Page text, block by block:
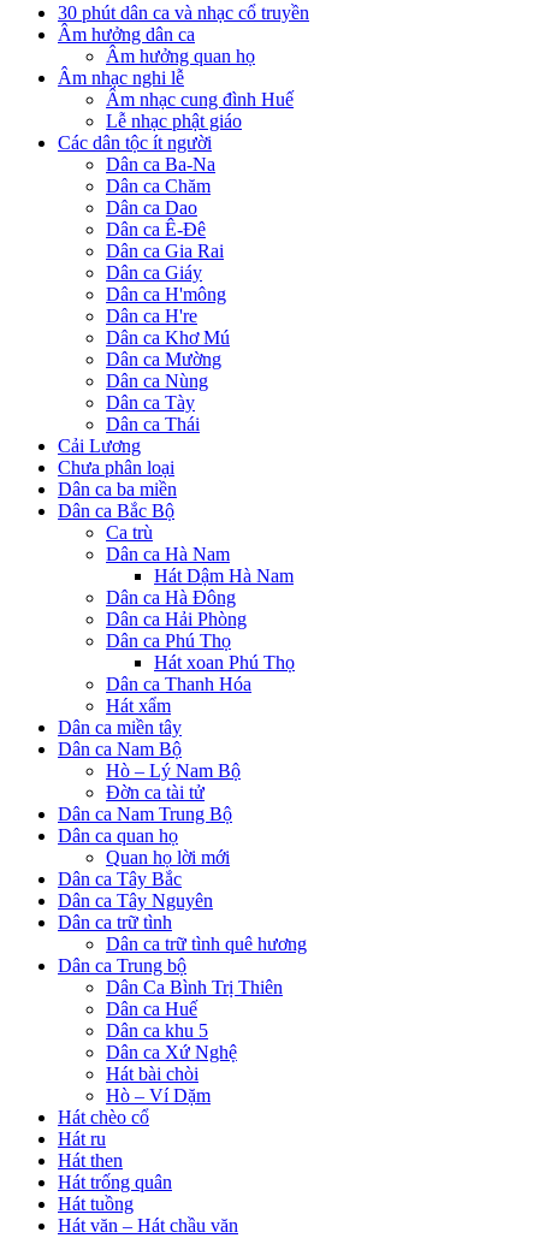
30 phút dân ca và nhạc cổ truyền
Âm hưởng dân ca
Âm hưởng quan họ
Âm nhạc nghi lễ
Âm nhạc cung đình Huế
Lễ nhạc phật giáo
Các dân tộc ít người
Dân ca Ba-Na
Dân ca Chăm
Dân ca Dao
Dân ca Ê-Đê
Dân ca Gia Rai
Dân ca Giáy
Dân ca H'mông
Dân ca H're
Dân ca Khơ Mú
Dân ca Mường
Dân ca Nùng
Dân ca Tày
Dân ca Thái
Cải Lương
Chưa phân loại
Dân ca ba miền
Dân ca Bắc Bộ
Ca trù
Dân ca Hà Nam
Hát Dậm Hà Nam
Dân ca Hà Đông
Dân ca Hải Phòng
Dân ca Phú Thọ
Hát xoan Phú Thọ
Dân ca Thanh Hóa
Hát xẩm
Dân ca miền tây
Dân ca Nam Bộ
Hò – Lý Nam Bộ
Đờn ca tài tử
Dân ca Nam Trung Bộ
Dân ca quan họ
Quan họ lời mới
Dân ca Tây Bắc
Dân ca Tây Nguyên
Dân ca trữ tình
Dân ca trữ tình quê hương
Dân ca Trung bộ
Dân Ca Bình Trị Thiên
Dân ca Huế
Dân ca khu 5
Dân ca Xứ Nghệ
Hát bài chòi
Hò – Ví Dặm
Hát chèo cổ
Hát ru
Hát then
Hát trống quân
Hát tuồng
Hát văn – Hát chầu văn